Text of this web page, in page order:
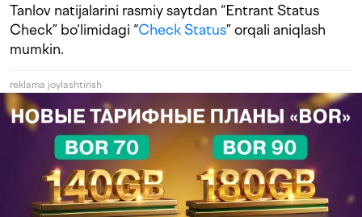
Tanlov natijalarini rasmiy saytdan “Entrant Status
Check” bo‘limidagi “Check Status” orqali aniqlash
mumkin.
reklama joylashtirish